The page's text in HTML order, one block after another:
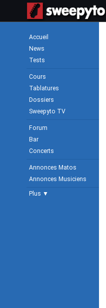
Accueil
News
Tests
Cours
Tablatures
Dossiers
Sweepyto TV
Forum
Bar
Concerts
Annonces Matos
Annonces Musiciens
Plus ▼